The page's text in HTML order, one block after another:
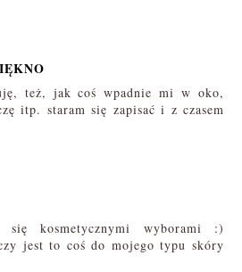
też, jak coś wpadnie mi w oko,
itp. staram się zapisać i z czasem
się kosmetycznymi wyborami :)
jest to coś do mojego typu skóry